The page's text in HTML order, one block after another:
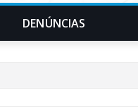
DENÚNCIAS